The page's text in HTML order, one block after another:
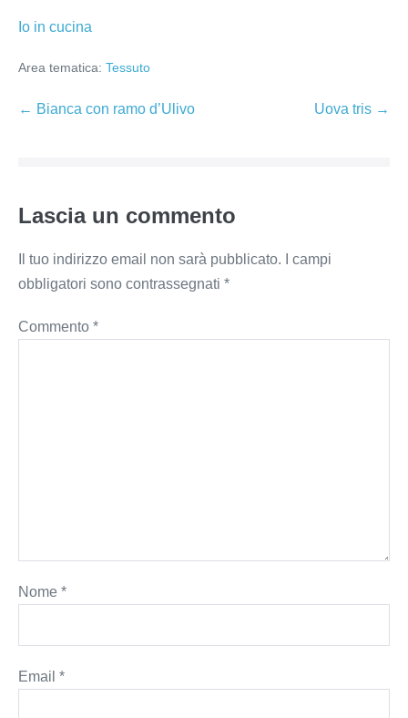
Io in cucina
Area tematica: Tessuto
Navigazione
← Bianca con ramo d’Ulivo Uova tris →
Lascia un commento
Il tuo indirizzo email non sarà pubblicato.
I campi
obbligatori sono contrassegnati *
Commento *
Nome *
Email *